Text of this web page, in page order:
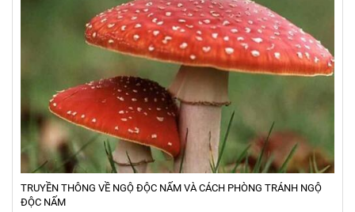
TRUYỀN THÔNG VỀ NGỘ ĐỘC NẤM VÀ CÁCH PHÒNG TRÁNH NGỘ
ĐỘC NẤM